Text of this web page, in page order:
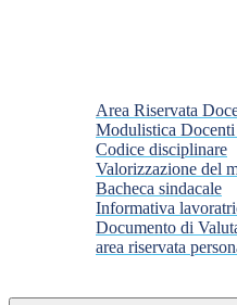
Area Riservata
Modulistica
Codice disciplinare
Valorizzazione del
Bacheca sindacale
Informativa
Documento di
area riservata